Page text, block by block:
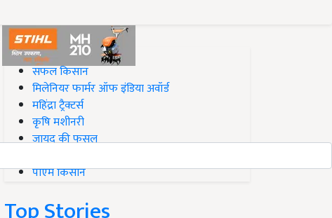
#Top on Krishi Jagran
सफल किसान
मिलेनियर फार्मर ऑफ इंडिया अवॉर्ड
महिंद्रा ट्रैक्टर्स
कृषि मशीनरी
जायद की फसल
पीएम किसान